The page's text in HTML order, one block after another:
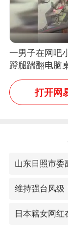
一男子在网吧
蹬腿踹翻电脑
台显示器与机
打开网